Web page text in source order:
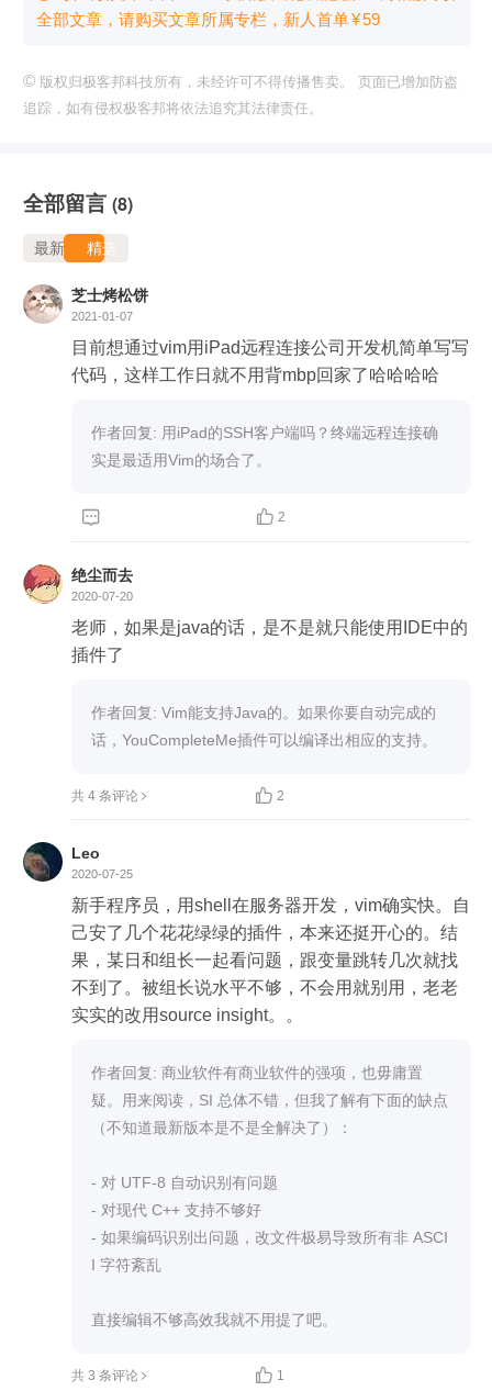
全部文章，请购买文章所属专栏 ，新⼈⾸单¥59
© 版权归极客邦科技所有，未经许可不得传播售卖。 页面已增加防盗
追踪，如有侵权极客邦将依法追究其法律责任。
全部留言 (8)
最新 精选
芝士烤松饼
2021-01-07
目前想通过vim用iPad远程连接公司开发机简单写写
代码，这样工作日就不用背mbp回家了哈哈哈哈
作者回复: 用iPad的SSH客户端吗？终端远程连接确
实是最适用Vim的场合了。
  2
绝尘而去
2020-07-20
老师，如果是java的话，是不是就只能使用IDE中的
插件了
作者回复: Vim能支持Java的。如果你要自动完成的
话，YouCompleteMe插件可以编译出相应的支持。
共 4 条评论  2
Leo
2020-07-25
新手程序员，用shell在服务器开发，vim确实快。自
己安了几个花花绿绿的插件，本来还挺开心的。结
果，某日和组长一起看问题，跟变量跳转几次就找
不到了。被组长说水平不够，不会用就别用，老老
实实的改用source insight。。
作者回复: 商业软件有商业软件的强项，也毋庸置
疑。用来阅读，SI 总体不错，但我了解有下面的缺点
（不知道最新版本是不是全解决了）：
- 对 UTF-8 自动识别有问题
- 对现代 C++ 支持不够好
- 如果编码识别出问题，改文件极易导致所有非 ASCI
I 字符紊乱
直接编辑不够高效我就不用提了吧。
共 3 条评论  1